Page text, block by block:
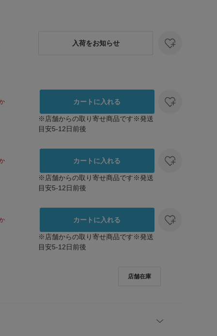
入荷をお知らせ
カートに入れる
※店舗からの取り寄せ商品です※発送
目安5-12日前後
カートに入れる
※店舗からの取り寄せ商品です※発送
目安5-12日前後
カートに入れる
※店舗からの取り寄せ商品です※発送
目安5-12日前後